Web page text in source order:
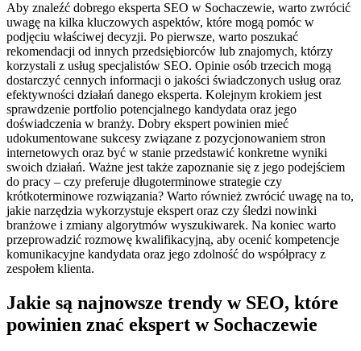
Aby znaleźć dobrego eksperta SEO w Sochaczewie, warto zwrócić
uwagę na kilka kluczowych aspektów, które mogą pomóc w
podjęciu właściwej decyzji. Po pierwsze, warto poszukać
rekomendacji od innych przedsiębiorców lub znajomych, którzy
korzystali z usług specjalistów SEO. Opinie osób trzecich mogą
dostarczyć cennych informacji o jakości świadczonych usług oraz
efektywności działań danego eksperta. Kolejnym krokiem jest
sprawdzenie portfolio potencjalnego kandydata oraz jego
doświadczenia w branży. Dobry ekspert powinien mieć
udokumentowane sukcesy związane z pozycjonowaniem stron
internetowych oraz być w stanie przedstawić konkretne wyniki
swoich działań. Ważne jest także zapoznanie się z jego podejściem
do pracy – czy preferuje długoterminowe strategie czy
krótkoterminowe rozwiązania? Warto również zwrócić uwagę na to,
jakie narzędzia wykorzystuje ekspert oraz czy śledzi nowinki
branżowe i zmiany algorytmów wyszukiwarek. Na koniec warto
przeprowadzić rozmowę kwalifikacyjną, aby ocenić kompetencje
komunikacyjne kandydata oraz jego zdolność do współpracy z
zespołem klienta.
Jakie są najnowsze trendy w SEO, które
powinien znać ekspert w Sochaczewie